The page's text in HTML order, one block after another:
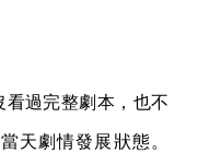
過完整劇本，也不
天劇情發展狀態。